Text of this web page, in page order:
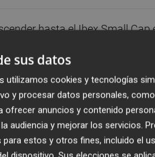
hasta el Ibex Small Cap
de que el grupo de
por Esther Koplowitz
su deuda y abordar una
Colonial, que ascenderá al
recala en el Ibex Small
sus datos
cookies y tecnologías
y procesar datos personales,
ofrecer anuncios y contenido
audiencia y mejorar los servicios.
estos y otros fines, incluido el